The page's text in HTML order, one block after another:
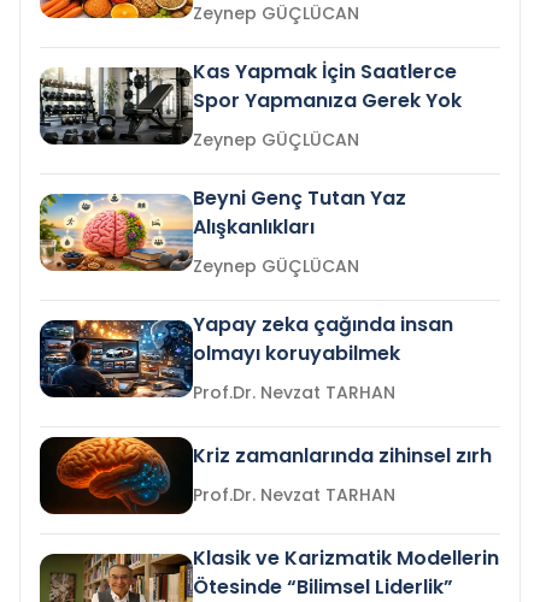
Zeynep GÜÇLÜCAN
Kas Yapmak İçin Saatlerce
Spor Yapmanıza Gerek Yok
Zeynep GÜÇLÜCAN
Beyni Genç Tutan Yaz
Alışkanlıkları
Zeynep GÜÇLÜCAN
Yapay zeka çağında insan
olmayı koruyabilmek
Prof.Dr. Nevzat TARHAN
Kriz zamanlarında zihinsel zırh
Prof.Dr. Nevzat TARHAN
Klasik ve Karizmatik Modellerin
Ötesinde “Bilimsel Liderlik”